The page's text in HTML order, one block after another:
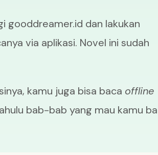
gooddreamer.id dan lakukan
via aplikasi. Novel ini sudah
kamu juga bisa baca offline
bab-bab yang mau kamu